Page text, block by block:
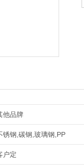
他品牌
锈钢,碳钢,玻璃钢,PP
户定